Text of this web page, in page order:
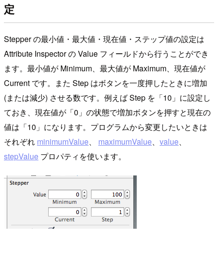
定
Stepper の最小値・最大値・現在値・ステップ値の設定は
Attribute Inspector の Value フィールドから行うことができ
ます。最小値が Minimum、最大値が Maximum、現在値が
Current です。また Step はボタンを一度押したときに増加
(または減少) させる数です。例えば Step を「10」に設定し
ておき、現在値が「0」の状態で増加ボタンを押すと現在の
値は「10」になります。プログラムから変更したいときは
それぞれ minimumValue maximumValue value
stepValue プロパティを使います。